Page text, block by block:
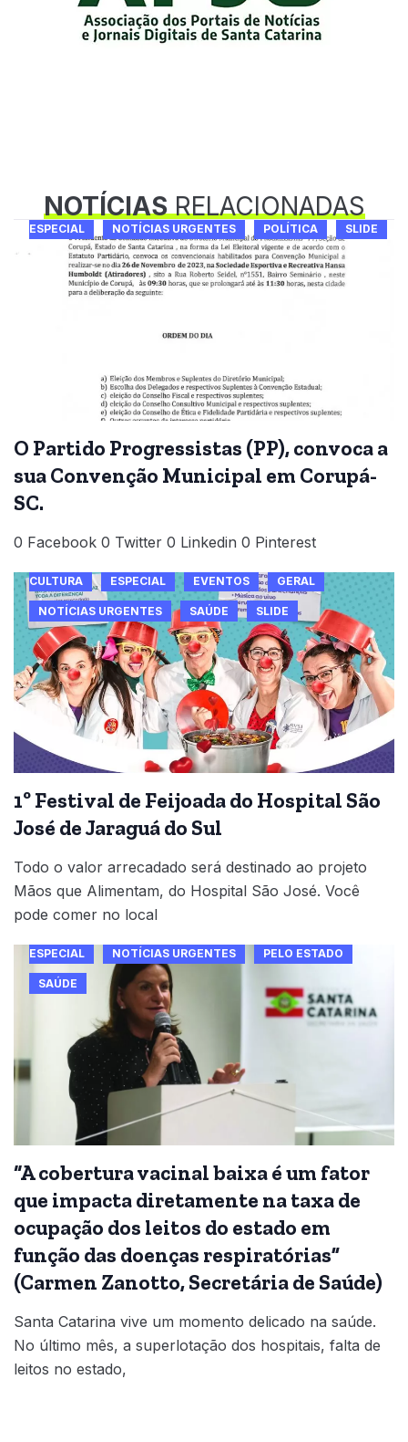
NOTÍCIASRELACIONADAS
ESPECIAL NOTÍCIAS URGENTES POLÍTICA SLIDE
O Partido Progressistas (PP), convoca a
sua Convenção Municipal em Corupá-
SC.
0 Facebook 0 Twitter 0 Linkedin 0 Pinterest
CULTURA ESPECIAL EVENTOS GERAL
NOTÍCIAS URGENTES SAÚDE SLIDE
1º Festival de Feijoada do Hospital São
José de Jaraguá do Sul
Todo o valor arrecadado será destinado ao projeto
Mãos que Alimentam, do Hospital São José. Você
pode comer no local
ESPECIAL NOTÍCIAS URGENTES PELO ESTADO
SAÚDE
“A cobertura vacinal baixa é um fator
que impacta diretamente na taxa de
ocupação dos leitos do estado em
função das doenças respiratórias”
(Carmen Zanotto, Secretária de Saúde)
Santa Catarina vive um momento delicado na saúde.
No último mês, a superlotação dos hospitais, falta de
leitos no estado,